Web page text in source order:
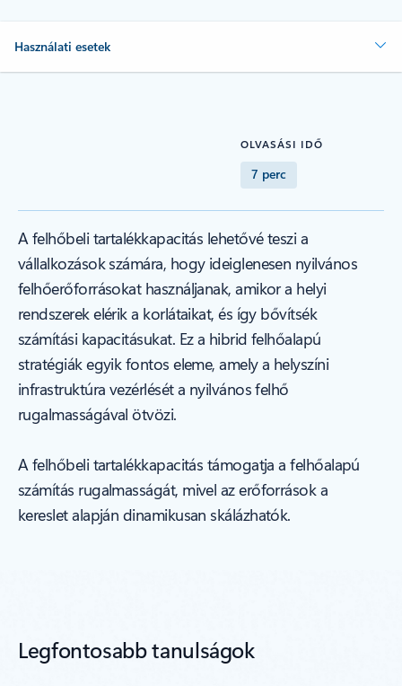
Használati esetek
OLVASÁSI IDŐ
7 perc
A felhőbeli tartalékkapacitás lehetővé teszi a
vállalkozások számára, hogy ideiglenesen nyilvános
felhőerőforrásokat használjanak, amikor a helyi
rendszerek elérik a korlátaikat, és így bővítsék
számítási kapacitásukat. Ez a hibrid felhőalapú
stratégiák egyik fontos eleme, amely a helyszíni
infrastruktúra vezérlését a nyilvános felhő
rugalmasságával ötvözi.
A felhőbeli tartalékkapacitás támogatja a felhőalapú
számítás rugalmasságát, mivel az erőforrások a
kereslet alapján dinamikusan skálázhatók.
Legfontosabb tanulságok